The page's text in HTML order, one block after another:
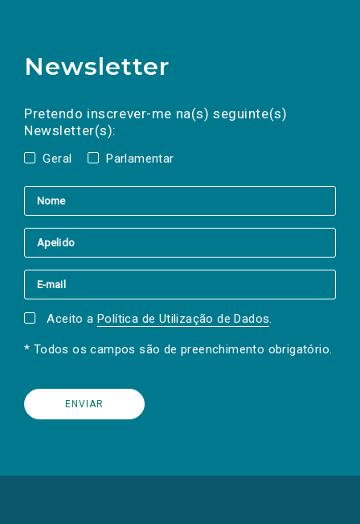
Newsletter
Pretendo inscrever-me na(s) seguinte(s)
Newsletter(s):
Geral Parlamentar
a(s) newsletter(s).
mail
Aceito a Política de Utilização de Dados.
* Todos os campos são de preenchimento obrigatório.